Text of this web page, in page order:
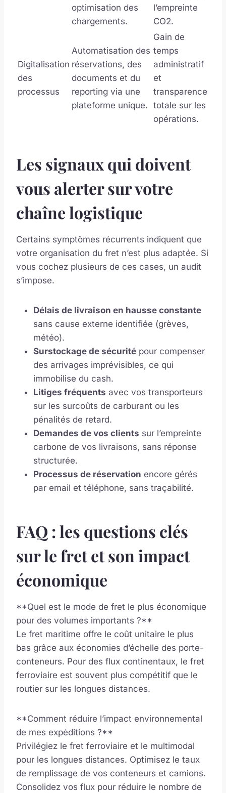
optimisation des
chargements.
l’empreinte
CO2.
Digitalisation
des
processus
Automatisation des
réservations, des
documents et du
reporting via une
plateforme unique.
Gain de
temps
administratif
et
transparence
totale sur les
opérations.
Les signaux qui doivent
vous alerter sur votre
chaîne logistique
Certains symptômes récurrents indiquent que
votre organisation du fret n’est plus adaptée. Si
vous cochez plusieurs de ces cases, un audit
s’impose.
Délais de livraison en hausse constante
sans cause externe identifiée (grèves,
météo).
Surstockage de sécurité pour compenser
des arrivages imprévisibles, ce qui
immobilise du cash.
Litiges fréquents avec vos transporteurs
sur les surcoûts de carburant ou les
pénalités de retard.
Demandes de vos clients sur l’empreinte
carbone de vos livraisons, sans réponse
structurée.
Processus de réservation encore gérés
par email et téléphone, sans traçabilité.
FAQ : les questions clés
sur le fret et son impact
économique
**Quel est le mode de fret le plus économique
pour des volumes importants ?**
Le fret maritime offre le coût unitaire le plus
bas grâce aux économies d’échelle des porte-
conteneurs. Pour des flux continentaux, le fret
ferroviaire est souvent plus compétitif que le
routier sur les longues distances.
**Comment réduire l’impact environnemental
de mes expéditions ?**
Privilégiez le fret ferroviaire et le multimodal
pour les longues distances. Optimisez le taux
de remplissage de vos conteneurs et camions.
Consolidez vos flux pour réduire le nombre de